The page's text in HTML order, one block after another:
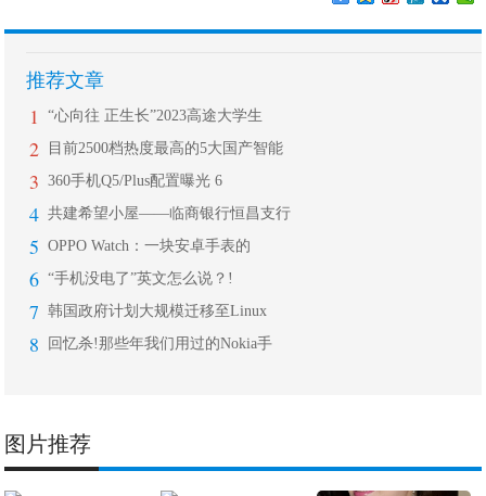
推荐文章
1 “心向往 正生长”2023高途大学生
2 目前2500档热度最高的5大国产智能
3 360手机Q5/Plus配置曝光 6
4 共建希望小屋——临商银行恒昌支行
5 OPPO Watch：一块安卓手表的
6 “手机没电了”英文怎么说？!
7 韩国政府计划大规模迁移至Linux
8 回忆杀!那些年我们用过的Nokia手
图片推荐